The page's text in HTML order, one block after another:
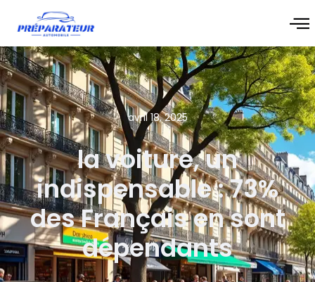
avril 18, 2025
la voiture, un
indispensable : 73%
des Français en sont
dépendants